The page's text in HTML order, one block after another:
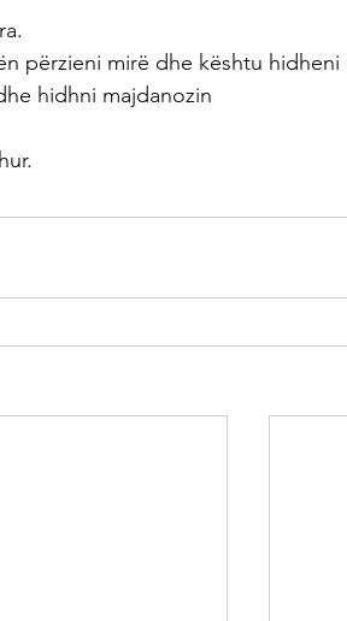
përzieni mirë dhe kështu hidheni
hidhni majdanozin